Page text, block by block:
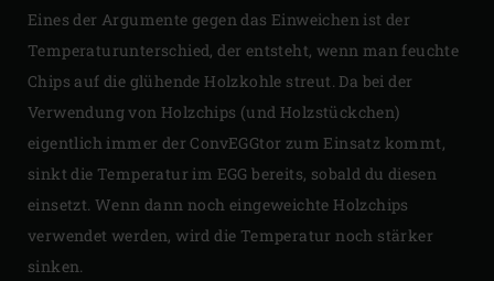
Eines der Argumente gegen das Einweichen ist der
Temperaturunterschied, der entsteht, wenn man feuchte
Chips auf die glühende Holzkohle streut. Da bei der
Verwendung von Holzchips (und Holzstückchen)
eigentlich immer der ConvEGGtor zum Einsatz kommt,
sinkt die Temperatur im EGG bereits, sobald du diesen
einsetzt. Wenn dann noch eingeweichte Holzchips
verwendet werden, wird die Temperatur noch stärker
sinken.